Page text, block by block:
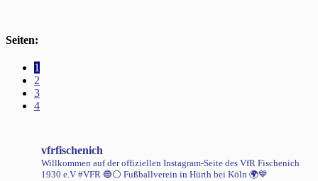
Seiten:
1
2
3
4
vfrfischenich
Willkommen auf der offiziellen Instagram-Seite des VfR Fischenich
1930 e.V #VFR 🔵⚪️ Fußballverein in Hürth bei Köln 🌍💙